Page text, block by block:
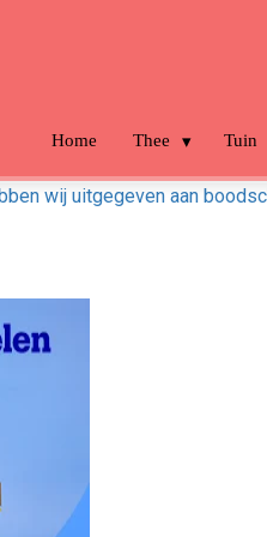
Home Thee Tuin
wij uitgegeven aan